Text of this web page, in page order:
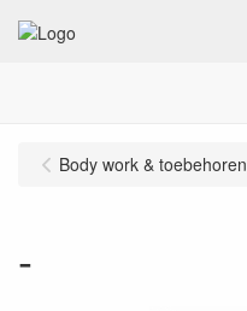
Body work & toebehoren
-